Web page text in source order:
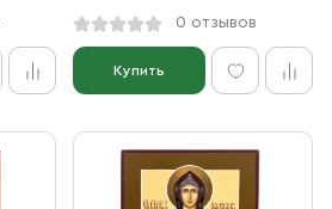
0 отзывов
Купить